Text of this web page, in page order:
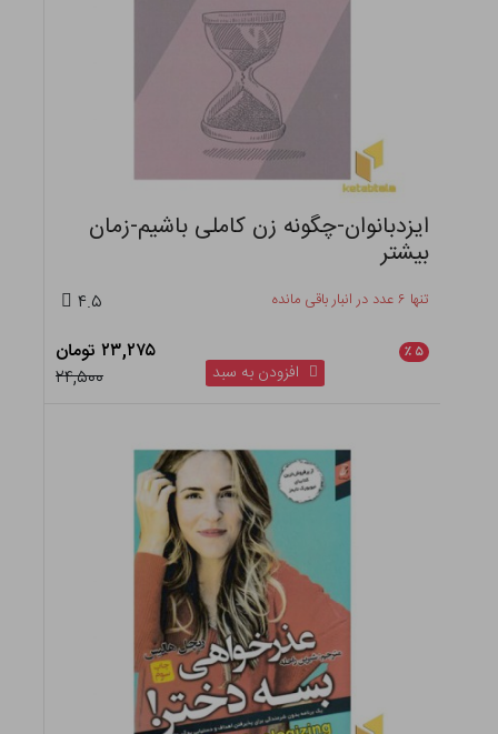
ایزدبانوان-چگونه زن کاملی باشیم-زمان
بیشتر
تنها ۶ عدد در انبار باقی مانده ۴.۵
۵ ٪
۲۳,۲۷۵ تومان
۲۴,۵۰۰
افزودن به سبد